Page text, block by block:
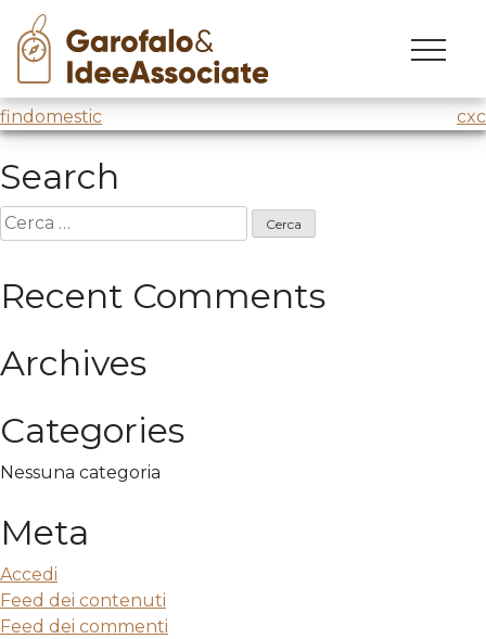
Skip
content
gipro
Festa d’estate@Gipro
Navigazione
articoli
findomestic cxc
Search
Ricerca
per:
Recent Comments
Archives
Categories
Nessuna categoria
Meta
Accedi
Feed dei contenuti
Feed dei commenti